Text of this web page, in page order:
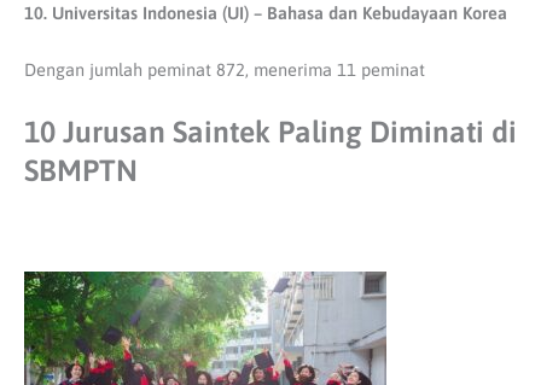
10. Universitas Indonesia (UI) – Bahasa dan Kebudayaan Korea
Dengan jumlah peminat 872, menerima 11 peminat
10 Jurusan Saintek Paling Diminati di
SBMPTN